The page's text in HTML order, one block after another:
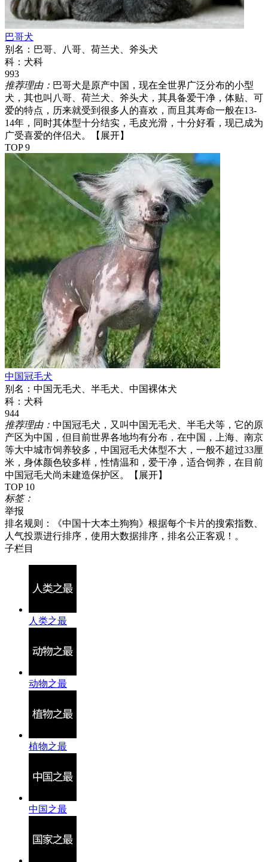
巴哥犬
别名： 巴哥、八哥、荷兰犬、斧头犬
科： 犬科
993
推荐理由： 巴哥犬是原产中国，现在全世界广泛分布的小型
犬，其也叫八哥、荷兰犬、斧头犬，其具备爱干净，体贴、可
爱的特点，历来就受到很多人的喜欢，而且其寿命一般在13-
14年，同时其体型十分结实，毛皮光滑，十分好看，现已成为
广受喜爱的伴侣犬。
【展开】
TOP 9
中国冠毛犬
别名： 中国无毛犬、半毛犬、中国裸体犬
科： 犬科
944
推荐理由： 中国冠毛犬，又叫中国无毛犬、半毛犬等，它的原
产区为中国，但目前世界各地均有分布，在中国，上海、南京
等大中城市饲养较多，中国冠毛犬体型不大，一般不超过33厘
米，身体颜色较多样，性情温和，爱干净，适合饲养，在目前
中国冠毛犬尚未建造保护区。
【展开】
TOP 10
标签：
举报
排名规则：
《中国十大本土狗狗》根据每个卡片的搜索指数、
人气投票进行排序，使用大数据排序，排名公正客观！。
子栏目
人类之最
动物之最
植物之最
中国之最